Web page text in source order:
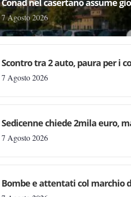
Conad nel casertano assume
7 Agosto 2026
Scontro tra 2 auto, paura per i
7 Agosto 2026
Sedicenne chiede 2mila euro,
7 Agosto 2026
Bombe e attentati col marchio